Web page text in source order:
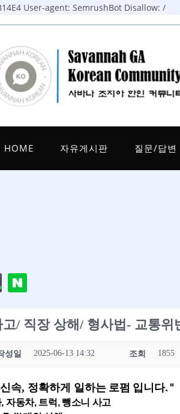
User-agent: SemrushBot Disallow: /
HOME 자유게시판 질문/답변